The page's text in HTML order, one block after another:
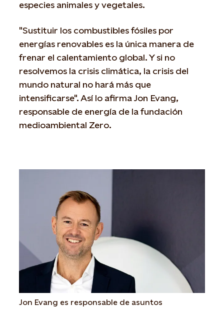
especies animales y vegetales.
"Sustituir los combustibles fósiles por
energías renovables es la única manera de
frenar el calentamiento global. Y si no
resolvemos la crisis climática, la crisis del
mundo natural no hará más que
intensificarse". Así lo afirma Jon Evang,
responsable de energía de la fundación
medioambiental Zero.
Jon Evang es responsable de asuntos